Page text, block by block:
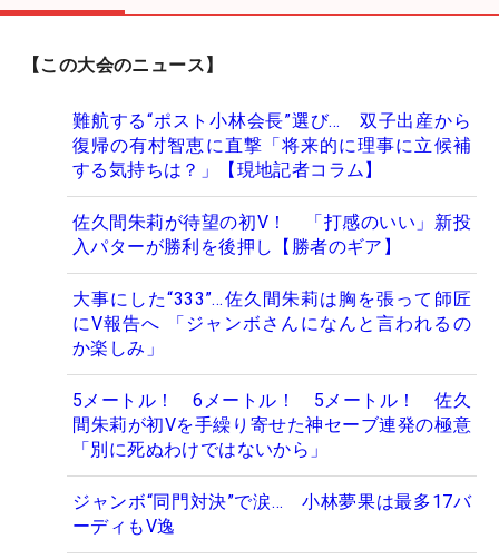
【この大会のニュース】
難航する“ポスト小林会長”選び… 双子出産から
復帰の有村智恵に直撃「将来的に理事に立候補
する気持ちは？」【現地記者コラム】
佐久間朱莉が待望の初V！ 「打感のいい」新投
入パターが勝利を後押し【勝者のギア】
大事にした“333”…佐久間朱莉は胸を張って師匠
にV報告へ 「ジャンボさんになんと言われるの
か楽しみ」
5メートル！ 6メートル！ 5メートル！ 佐久
間朱莉が初Vを手繰り寄せた神セーブ連発の極意
「別に死ぬわけではないから」
ジャンボ“同門対決”で涙… 小林夢果は最多17バ
ーディもV逸